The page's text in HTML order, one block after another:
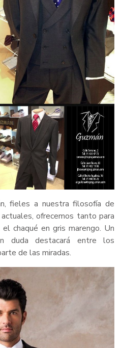
fieles a nuestra filosofía de
ofrecemos tanto para
chaqué en gris marengo. Un
duda destacará entre los
de las miradas.